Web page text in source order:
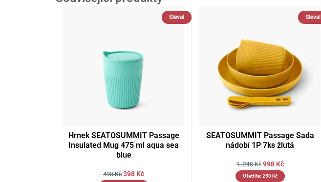
Sleva!
Hrnek SEATOSUMMIT Passage
Insulated Mug 475 ml aqua sea
blue
498Kč 398 Kč
Sleva!
SEATOSUMMIT Passage Sada
nádobí 1P 7ks žlutá
1. 248Kč 998 Kč
Ušetříte: 250Kč